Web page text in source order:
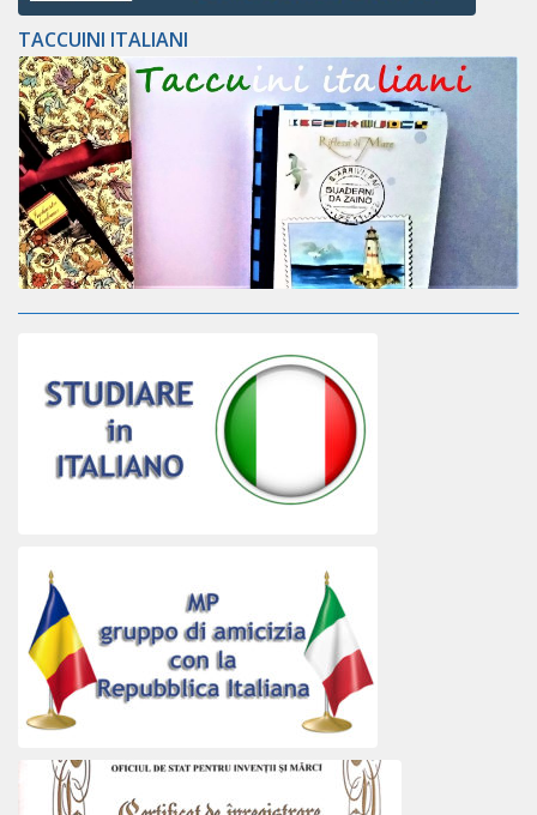
TACCUINI ITALIANI